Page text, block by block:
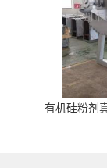
有机硅粉剂